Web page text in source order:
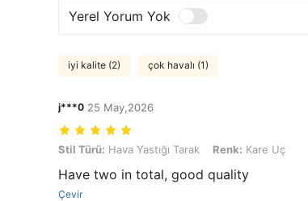
Yerel Yorum Yok
iyi kalite (2) çok havalı (1)
j***0 25 May,2026
Stil Türü: Hava Yastığı Tarak, Renk: Kare Uç
Stil Türü: Hava Yastığı Tarak Renk: Kare Uç
Have two in total, good quality
Çevir